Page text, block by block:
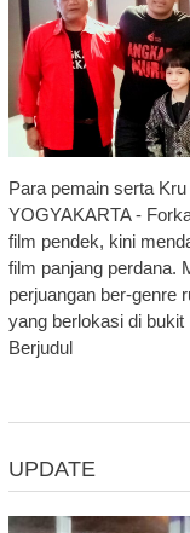
Para pemain serta
YOGYAKARTA -
film pendek, kini
film panjang perdana.
perjuangan ber-genre
yang berlokasi di bukit
Berjudul
UPDATE